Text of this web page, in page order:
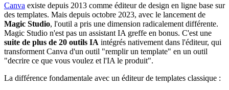
Canva existe depuis 2013 comme éditeur de design en ligne base sur
des templates. Mais depuis octobre 2023, avec le lancement de
Magic Studio, l'outil a pris une dimension radicalement différente.
Magic Studio n'est pas un assistant IA greffe en bonus. C'est une
suite de plus de 20 outils IA intégrés nativement dans l'éditeur, qui
transforment Canva d'un outil "remplir un template" en un outil
"decrire ce que vous voulez et l'IA le produit".
La différence fondamentale avec un éditeur de templates classique :